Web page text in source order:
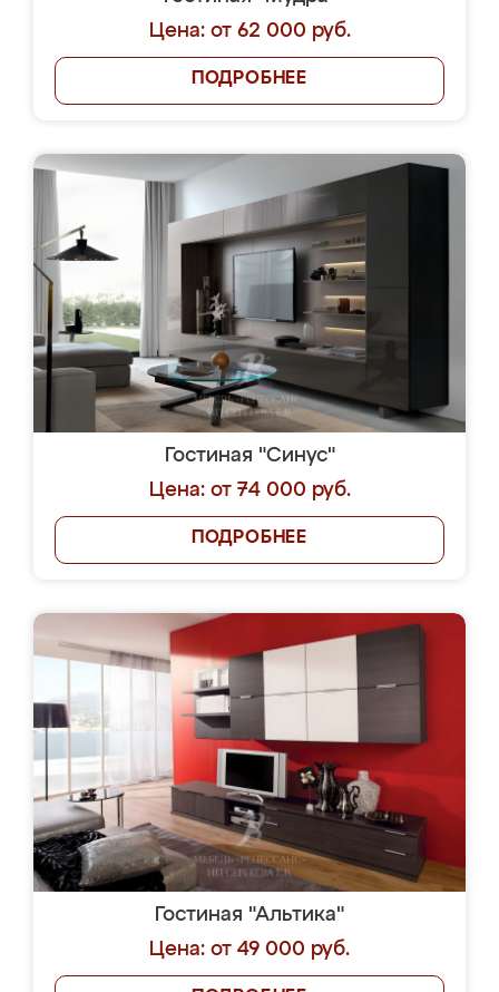
Цена: от 62 000 руб.
ПОДРОБНЕЕ
Гостиная "Синус"
Цена: от 74 000 руб.
ПОДРОБНЕЕ
Гостиная "Альтика"
Цена: от 49 000 руб.